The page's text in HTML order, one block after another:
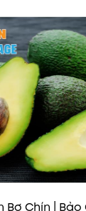
Bơ Chín | Bảo